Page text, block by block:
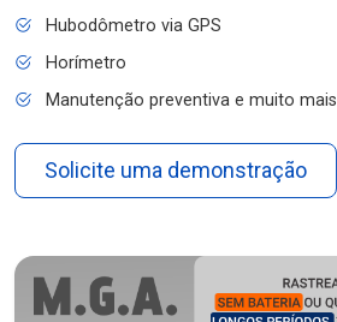
Hubodômetro via GPS
Horímetro
Manutenção preventiva e muito mais
Solicite uma demonstração